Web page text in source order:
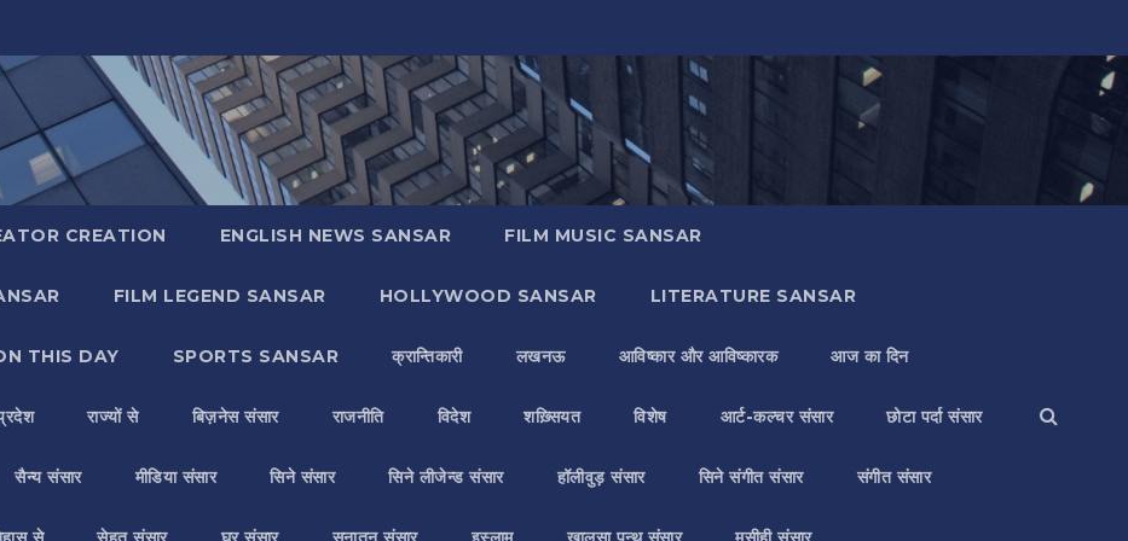
CREATION ENGLISH NEWS SANSAR FILM MUSIC SANSAR
FILM LEGEND SANSAR HOLLYWOOD SANSAR LITERATURE SANSAR
THIS DAY SPORTS SANSAR क्रान्तिकारी लखनऊ आविष्कार और आविष्कारक आज का दिन
राज्यों से बिज़नेस संसार राजनीति विदेश शख़्सियत विशेष आर्ट-कल्चर संसार छोटा पर्दा संसार
सैन्य संसार मीडिया संसार सिने संसार सिने लीजेन्ड संसार हॉलीवुड़ संसार सिने संगीत संसार संगीत संसार